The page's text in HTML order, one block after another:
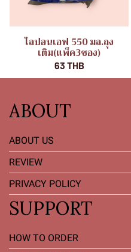
ไลปอนเอฟ 550 มล.ถุง
เติม(แพ็ค3ซอง)
63 THB
ABOUT
ABOUT US
REVIEW
PRIVACY POLICY
SUPPORT
HOW TO ORDER